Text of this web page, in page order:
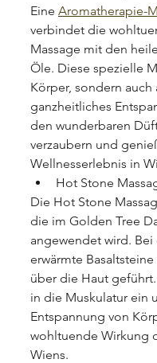
Eine Aromatherapie-
verbindet die
Massage mit den
Öle. Diese spezielle
Körper, sondern
ganzheitliches
den wunderbaren
verzaubern und
Wellnesserlebnis in
Hot Stone
Die Hot Stone
die im Golden Tree
angewendet wird.
erwärmte
über die Haut
in die Muskulatur ein
Entspannung von
wohltuende Wirkung
Wiens.